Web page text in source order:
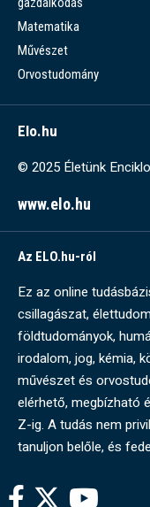
Matematika
Művészet
Orvostudomány
Elo.hu
© 2025 Életünk
www.elo.hu
Az ELO.hu-ról
Ez az online
csillagászat,
földtudományok,
irodalom, jog, kémia,
művészet és
elérhető, megbízható
Z-ig. A tudás nem
tanuljon belőle, és